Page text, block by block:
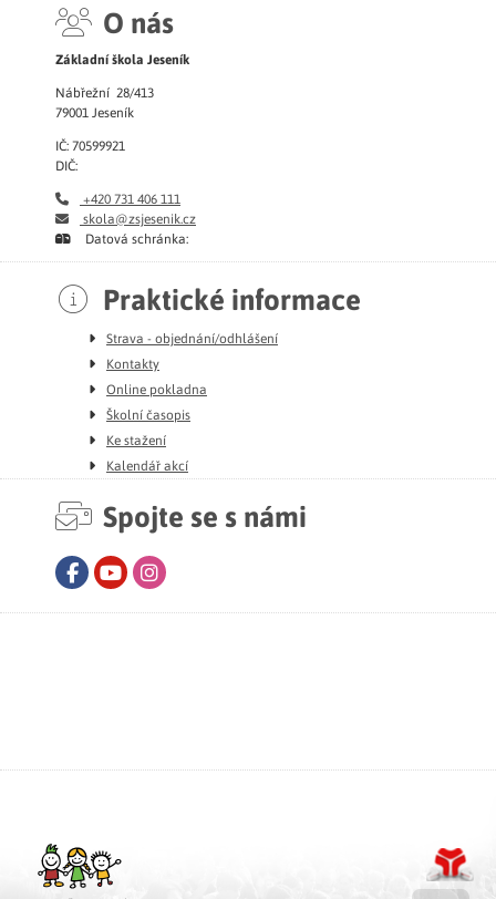
O nás
Základní škola Jeseník
Nábřežní 28/413
79001 Jeseník
IČ: 70599921
DIČ:
+420 731 406 111
skola@zsjesenik.cz
Datová schránka:
Praktické informace
Strava - objednání/odhlášení
Kontakty
Online pokladna
Školní časopis
Ke stažení
Kalendář akcí
Spojte se s námi
FacebookYoutube